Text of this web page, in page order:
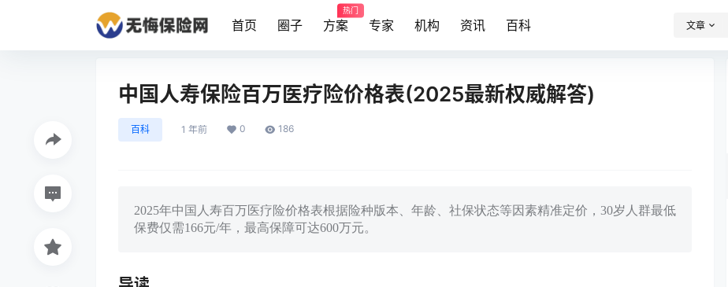
首页 圈子 方案
热门
专家 机构 资讯 百科 文章
中国人寿保险百万医疗险价格表(2025最新权威解答)
百科 1 年前 0 186
2025年中国人寿百万医疗险价格表根据险种版本、年龄、社保状态等因素精准定价，30岁人群最低
保费仅需166元/年，最高保障可达600万元。